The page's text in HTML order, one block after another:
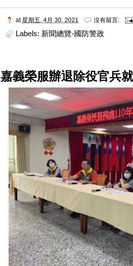
at星期五, 4月 30, 2021 沒有留言:
Labels: 新聞總覽-國防警政
嘉義榮服辦退除役官兵